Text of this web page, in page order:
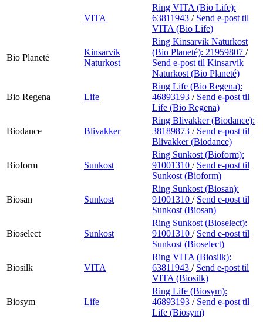
VITA
Ring VITA (Bio Life):
63811943 / Send e-post til
VITA (Bio Life)
Bio Planeté
Kinsarvik
Naturkost
Ring Kinsarvik Naturkost
(Bio Planeté): 21959807 /
Send e-post til Kinsarvik
Naturkost (Bio Planeté)
Bio Regena Life
Ring Life (Bio Regena):
46893193 / Send e-post til
Life (Bio Regena)
Biodance Blivakker
Ring Blivakker (Biodance):
38189873 / Send e-post til
Blivakker (Biodance)
Bioform Sunkost
Ring Sunkost (Bioform):
91001310 / Send e-post til
Sunkost (Bioform)
Biosan Sunkost
Ring Sunkost (Biosan):
91001310 / Send e-post til
Sunkost (Biosan)
Bioselect Sunkost
Ring Sunkost (Bioselect):
91001310 / Send e-post til
Sunkost (Bioselect)
Biosilk VITA
Ring VITA (Biosilk):
63811943 / Send e-post til
VITA (Biosilk)
Biosym Life
Ring Life (Biosym):
46893193 / Send e-post til
Life (Biosym)